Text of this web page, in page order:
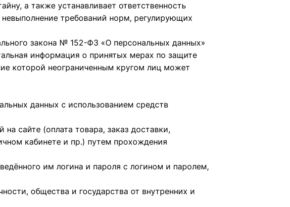
а также устанавливает ответственность
требований норм, регулирующих
закона № 152-ФЗ «О персональных данных»
информация о принятых мерах по защите
которой неограниченным кругом лиц может
данных с использованием средств
сайте (оплата товара, заказ доставки,
кабинете и пр.) путем прохождения
им логина и пароля с логином и паролем,
общества и государства от внутренних и